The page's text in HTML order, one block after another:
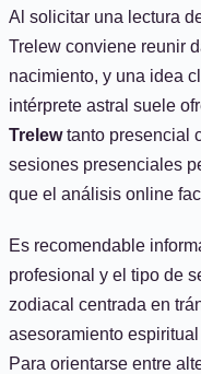
Al solicitar una lectura
Trelew conviene reunir
nacimiento, y una idea
intérprete astral suele
Trelewtanto presencial
sesiones presenciales
que el análisis online
Es recomendable
profesional y el tipo de
zodiacal centrada en
asesoramiento
Para orientarse entre